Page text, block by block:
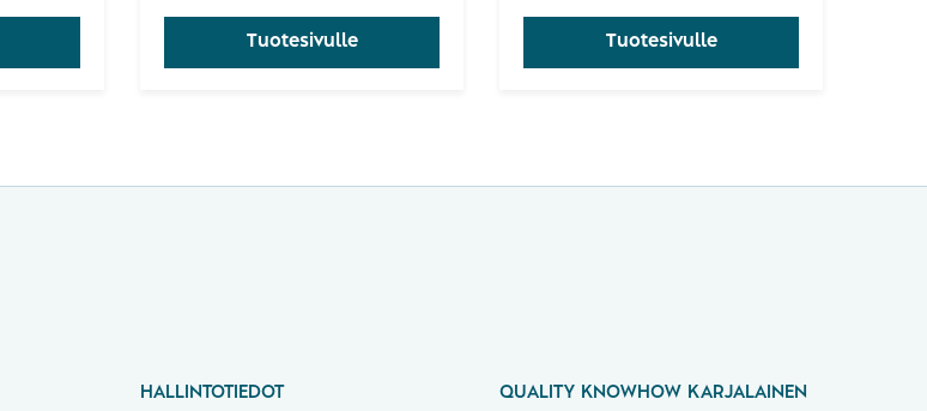
graaffeista.
Tuotesivulle Tuotesivulle
HALLINTOTIEDOT
QUALITY KNOWHOW KARJALAINEN